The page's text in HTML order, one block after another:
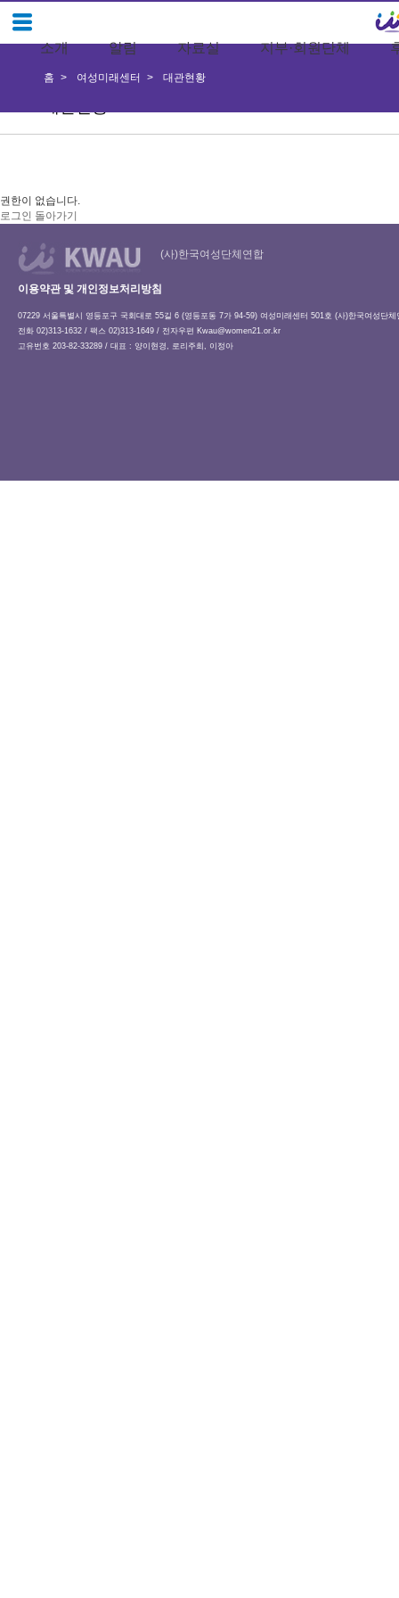
소개 알림 자료실 지부·회원단체
홈 여성미래센터 대관현황
권한이 없습니다.
로그인 돌아가기
(사)한국여성단체연합
이용약관 및 개인정보처리방침
07229 서울특별시 영등포구 국회대로 55길 6 (영등포동 7가 94-59) 여성미래센터 501호 (사)한국여성단체
전화 02)313-1632 / 팩스 02)313-1649 / 전자우편 Kwau@women21.or.kr
고유번호 203-82-33289 / 대표 : 양이현경, 로리주희, 이정아